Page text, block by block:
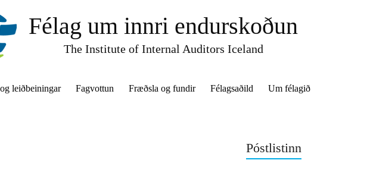
Félag um innri endurskoðun
The Institute of Internal Auditors Iceland
leiðbeiningar Fagvottun Fræðsla og fundir Félagsaðild Um félagið
Póstlistinn